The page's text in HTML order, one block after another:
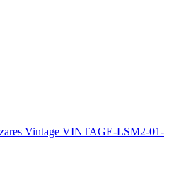
Vintage VINTAGE-LSM2-01-